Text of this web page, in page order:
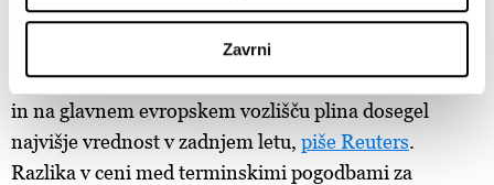
iz Izjave o piškotkih.
Skupni upravljavci obdelave so HD-WIN ARENA SPORT
d.o.o. inPartnerji. Več o podatkih, ki jih obdelujemo, in o
vaših pravicah glede teh podatkov najdete v našiPolitiki
zasebnosti
, o piškotkih in drugih podobnih tehnologijah
Zavrni
Izvoz UZP iz ZDA v Evropo naj bi se v prihodnjih
tednih povečal, saj je razmik cen med cenami v ZDA
in na glavnem evropskem vozlišču plina dosegel
najvišje vrednost v zadnjem letu, piše Reuters.
Razlika v ceni med terminskimi pogodbami za